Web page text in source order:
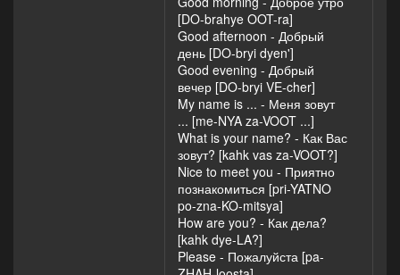
[DO-brahye OOT-ra]
Good afternoon - Добрый
день [DO-bryi dyen']
Good evening - Добрый
вечер [DO-bryi VE-cher]
My name is ... - Меня зовут
... [me-NYA za-VOOT ...]
What is your name? - Как Вас
зовут? [kahk vas za-VOOT?]
Nice to meet you - Приятно
познакомиться [pri-YATNO
po-zna-KO-mitsya]
How are you? - Как дела?
[kahk dye-LA?]
Please - Пожалуйста [pa-